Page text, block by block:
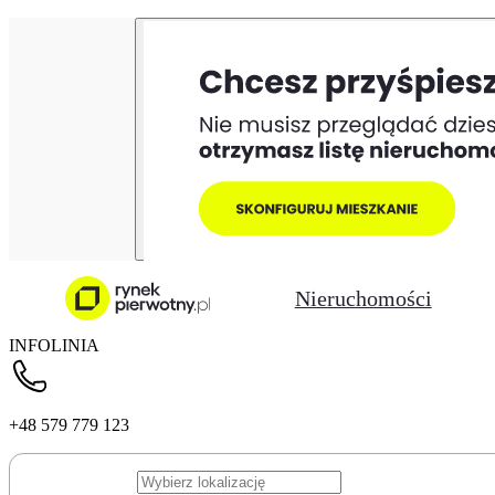
Nieruchomości
INFOLINIA
+48 579 779 123